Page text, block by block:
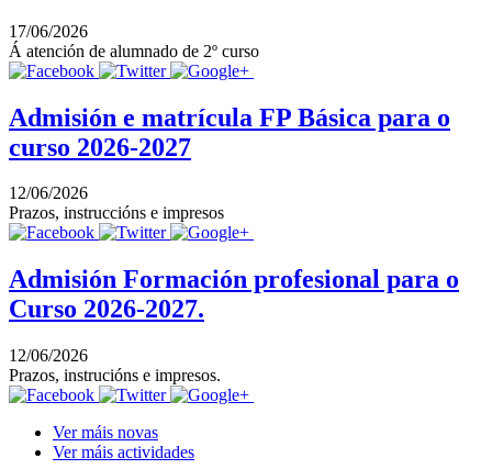
17/06/2026
Á atención de alumnado de 2º curso
Admisión e matrícula FP Básica para o
curso 2026-2027
12/06/2026
Prazos, instruccións e impresos
Admisión Formación profesional para o
Curso 2026-2027.
12/06/2026
Prazos, instrucións e impresos.
Ver máis novas
Ver máis actividades